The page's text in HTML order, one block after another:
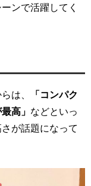
ンで活躍してく
は、
「コンパク
高」 などといっ
が話題になって